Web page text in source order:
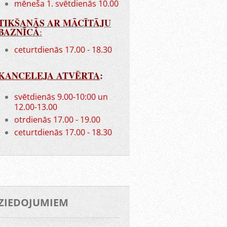
mēneša 1. svētdienās 10.00
AR MĀCĪTĀJU
:
ceturtdienās 17.00 - 18.30
ATVĒRTA:
svētdienās 9.00-10:00 un
12.00-13.00
otrdienās 17.00 - 19.00
ceturtdienās 17.00 - 18.30